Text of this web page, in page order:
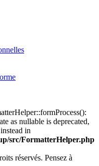
as nullable is deprecated,
in
src/FormatterHelper.php
réservés. Pensez à